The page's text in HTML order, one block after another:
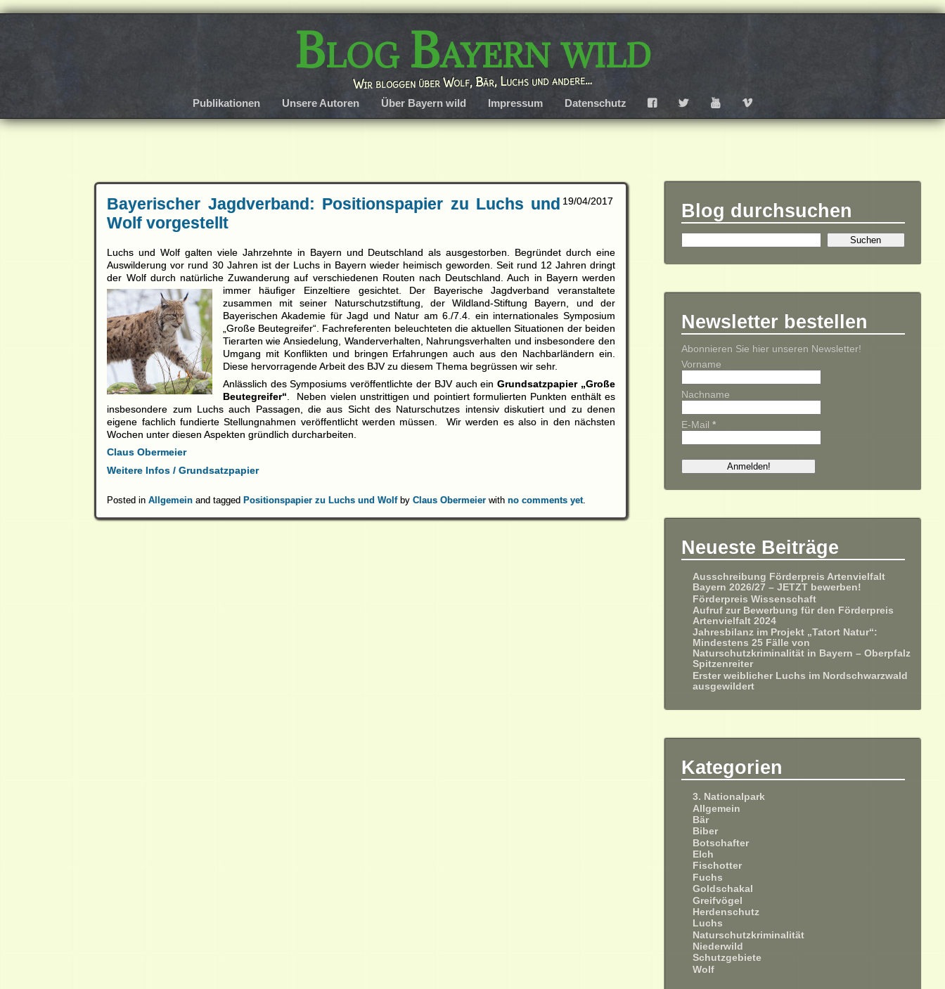
Blog Bayern wild
Wir bloggen über Wolf, Bär, Luchs und andere…
Publikationen Unsere Autoren Über Bayern wild Impressum Datenschutz F T Y V
19/04/2017
Bayerischer Jagdverband: Positionspapier zu Luchs und
Wolf vorgestellt
Luchs und Wolf galten viele Jahrzehnte in Bayern und Deutschland als ausgestorben. Begründet durch eine
Auswilderung vor rund 30 Jahren ist der Luchs in Bayern wieder heimisch geworden. Seit rund 12 Jahren dringt
der Wolf durch natürliche Zuwanderung auf verschiedenen Routen nach Deutschland. Auch in Bayern werden
immer häufiger Einzeltiere gesichtet. Der Bayerische Jagdverband veranstaltete
zusammen mit seiner Naturschutzstiftung, der Wildland-Stiftung Bayern, und der
Bayerischen Akademie für Jagd und Natur am 6./7.4. ein internationales Symposium
„Große Beutegreifer“. Fachreferenten beleuchteten die aktuellen Situationen der beiden
Tierarten wie Ansiedelung, Wanderverhalten, Nahrungsverhalten und insbesondere den
Umgang mit Konflikten und bringen Erfahrungen auch aus den Nachbarländern ein.
Diese hervorragende Arbeit des BJV zu diesem Thema begrüssen wir sehr.
Anlässlich des Symposiums veröffentlichte der BJV auch einGrundsatzpapier „Große
Beutegreifer“ . Neben vielen unstrittigen und pointiert formulierten Punkten enthält es
insbesondere zum Luchs auch Passagen, die aus Sicht des Naturschutzes intensiv diskutiert und zu denen
eigene fachlich fundierte Stellungnahmen veröffentlicht werden müssen. Wir werden es also in den nächsten
Wochen unter diesen Aspekten gründlich durcharbeiten.
Claus Obermeier
Weitere Infos / Grundsatzpapier
Posted inAllgemein and taggedPositionspapier zu Luchs und WolfbyClaus Obermeier withno comments yet.
Blog durchsuchen
Newsletter bestellen
Abonnieren Sie hier unseren Newsletter!
Vorname
Nachname
E-Mail*
Neueste Beiträge
Ausschreibung Förderpreis Artenvielfalt
Bayern 2026/27 – JETZT bewerben!
Förderpreis Wissenschaft
Aufruf zur Bewerbung für den Förderpreis
Artenvielfalt 2024
Jahresbilanz im Projekt „Tatort Natur“:
Mindestens 25 Fälle von
Naturschutzkriminalität in Bayern – Oberpfalz
Spitzenreiter
Erster weiblicher Luchs im Nordschwarzwald
ausgewildert
Kategorien
3. Nationalpark
Allgemein
Bär
Biber
Botschafter
Elch
Fischotter
Fuchs
Goldschakal
Greifvögel
Herdenschutz
Luchs
Naturschutzkriminalität
Niederwild
Schutzgebiete
Wolf